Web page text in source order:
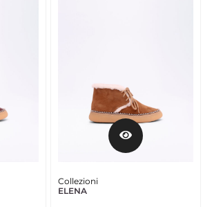
Collezioni
ELENA